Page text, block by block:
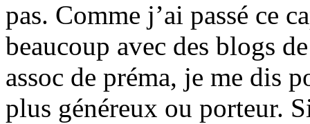
pas. Comme j’ai passé ce
beaucoup avec des blogs
assoc de préma, je me dis
plus généreux ou porteur.